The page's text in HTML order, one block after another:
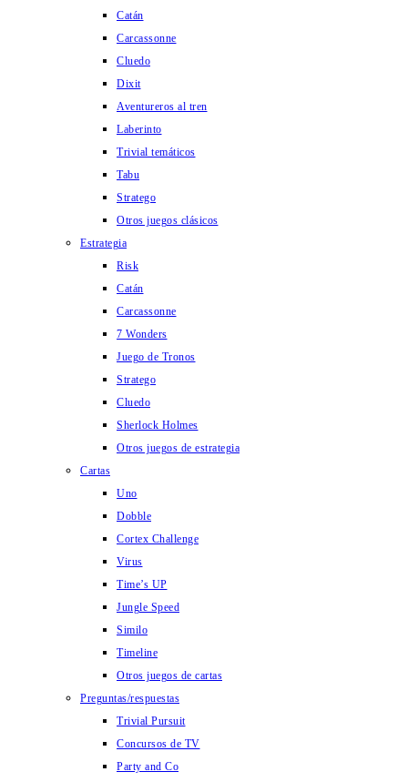
Catán
Carcassonne
Cluedo
Dixit
Aventureros al tren
Laberinto
Trivial temáticos
Tabu
Stratego
Otros juegos clásicos
Estrategia
Risk
Catán
Carcassonne
7 Wonders
Juego de Tronos
Stratego
Cluedo
Sherlock Holmes
Otros juegos de estrategia
Cartas
Uno
Dobble
Cortex Challenge
Virus
Time’s UP
Jungle Speed
Similo
Timeline
Otros juegos de cartas
Preguntas/respuestas
Trivial Pursuit
Concursos de TV
Party and Co